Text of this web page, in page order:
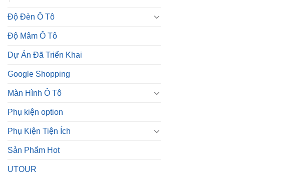
Độ Đèn Ô Tô
Độ Mâm Ô Tô
Dự Án Đã Triển Khai
Google Shopping
Màn Hình Ô Tô
Phụ kiện option
Phụ Kiện Tiện Ích
Sản Phẩm Hot
UTOUR